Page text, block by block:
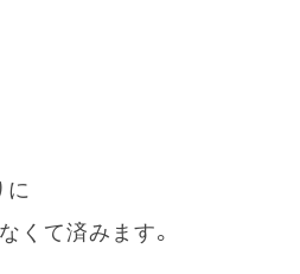
に
くて済みます。